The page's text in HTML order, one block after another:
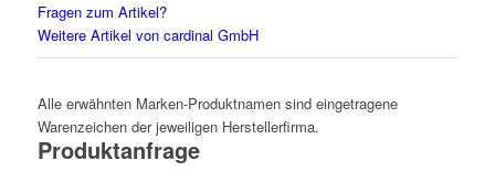
Fragen zum Artikel?
Weitere Artikel von cardinal GmbH
Alle erwähnten Marken-Produktnamen sind eingetragene
Warenzeichen der jeweiligen Herstellerfirma.
Produktanfrage